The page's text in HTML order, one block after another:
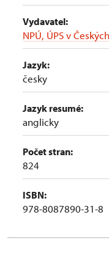
Vydavatel:
NPÚ, ÚPS v
Jazyk:
česky
Jazyk resumé:
anglicky
Počet stran:
824
ISBN:
978-8087890-31-8